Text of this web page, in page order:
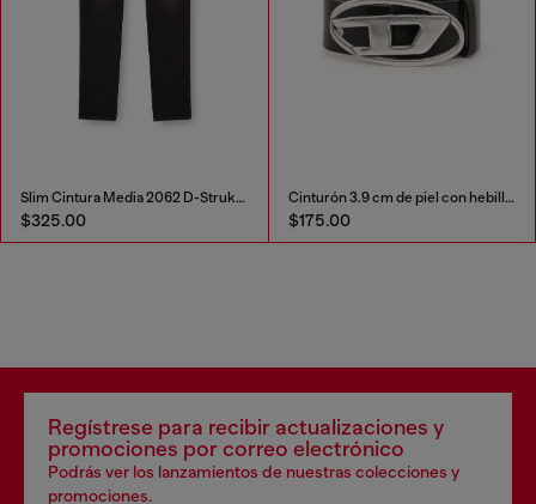
Slim Cintura Media 2062 D-Strukt Joggjeans®
$325.00
Cinturón 3.9 cm de piel con hebilla en D
$175.00
Regístrese para recibir actualizaciones y
promociones por correo electrónico
Podrás ver los lanzamientos de nuestras colecciones y
promociones.